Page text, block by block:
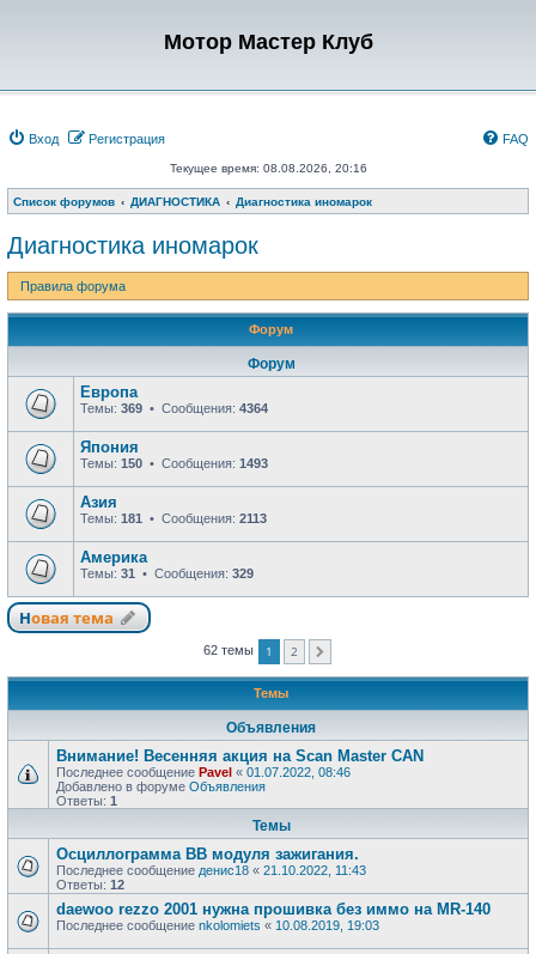
Мотор Мастер Клуб
Вход Регистрация FAQ
Текущее время: 08.08.2026, 20:16
Список форумов ДИАГНОСТИКА Диагностика иномарок
Диагностика иномарок
Правила форума
Форум
Форум
Европа
Темы: 369 • Сообщения: 4364
Япония
Темы: 150 • Сообщения: 1493
Азия
Темы: 181 • Сообщения: 2113
Америка
Темы: 31 • Сообщения: 329
Новая тема
62 темы 1 2
Темы
Объявления
Внимание! Весенняя акция на Scan Master CAN
Последнее сообщение Pavel « 01.07.2022, 08:46
Добавлено в форуме Объявления
Ответы: 1
Темы
Осциллограмма ВВ модуля зажигания.
Последнее сообщение денис18 « 21.10.2022, 11:43
Ответы: 12
daewoo rezzo 2001 нужна прошивка без иммо на MR-140
Последнее сообщение nkolomiets « 10.08.2019, 19:03